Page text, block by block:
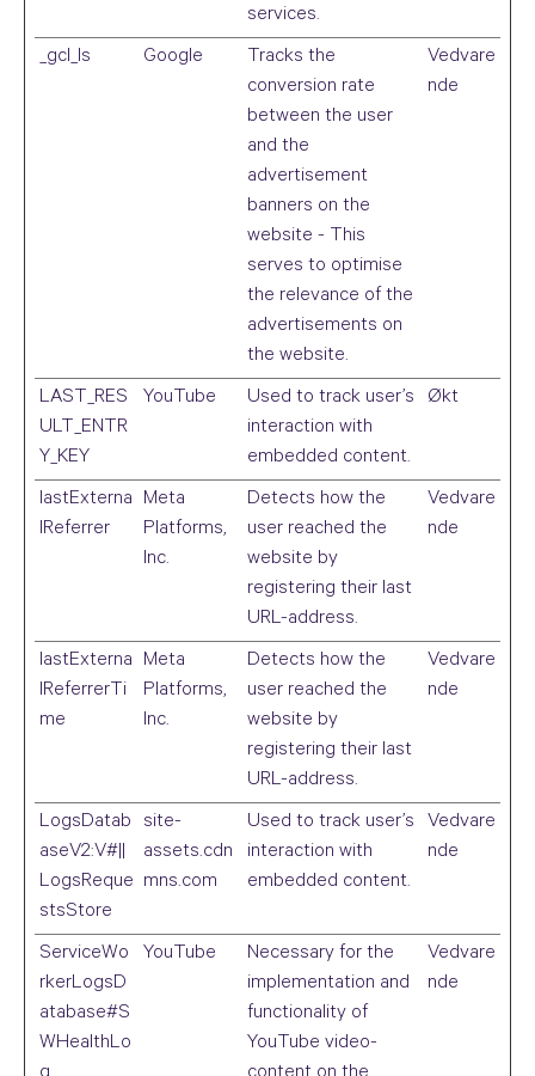
services.
_gcl_ls Google
Tracks the
conversion rate
between the user
and the
advertisement
banners on the
website - This
serves to optimise
the relevance of the
advertisements on
the website.
Vedvare
nde
LAST_RES
ULT_ENTR
Y_KEY
YouTube
Used to track user’s
interaction with
embedded content.
Økt
lastExterna
lReferrer
Meta
Platforms,
Inc.
Detects how the
user reached the
website by
registering their last
URL-address.
Vedvare
nde
lastExterna
lReferrerTi
me
Meta
Platforms,
Inc.
Detects how the
user reached the
website by
registering their last
URL-address.
Vedvare
nde
LogsDatab
aseV2:V#||
LogsReque
stsStore
site-
assets.cdn
mns.com
Used to track user’s
interaction with
embedded content.
Vedvare
nde
ServiceWo
rkerLogsD
atabase#S
WHealthLo
YouTube
Necessary for the
implementation and
functionality of
YouTube video-
Vedvare
nde